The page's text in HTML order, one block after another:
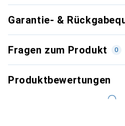
Garantie- &
Fragen zum Produkt 0
Produktbewertungen